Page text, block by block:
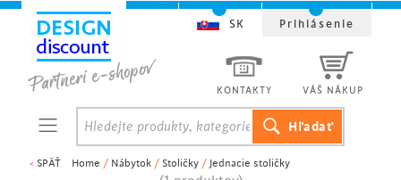
< SPÄŤ Home / Nábytok / Stoličky / Jednacie stoličky
KONTAKTY VÁŠ NÁKUP
SK Prihlásenie